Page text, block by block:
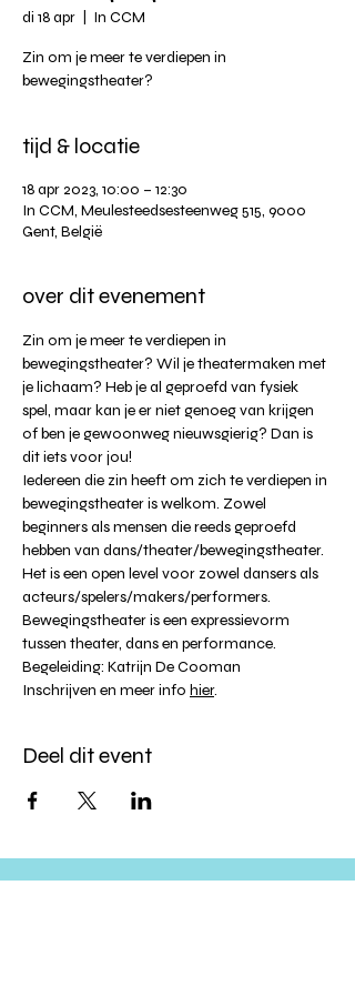
di 18 apr In CCM
Zin om je meer te verdiepen in
bewegingstheater?
tijd & locatie
18 apr 2023, 10:00 – 12:30
In CCM, Meulesteedsesteenweg 515, 9000
Gent, België
over dit evenement
Zin om je meer te verdiepen in
bewegingstheater? Wil je theatermaken met
je lichaam? Heb je al geproefd van fysiek
spel, maar kan je er niet genoeg van krijgen
of ben je gewoonweg nieuwsgierig? Dan is
dit iets voor jou!
Iedereen die zin heeft om zich te verdiepen in
bewegingstheater is welkom. Zowel
beginners als mensen die reeds geproefd
hebben van dans/theater/bewegingstheater.
Het is een open level voor zowel dansers als
acteurs/spelers/makers/performers.
Bewegingstheater is een expressievorm
tussen theater, dans en performance.
Begeleiding: Katrijn De Cooman
Inschrijven en meer info hier.
Deel dit event